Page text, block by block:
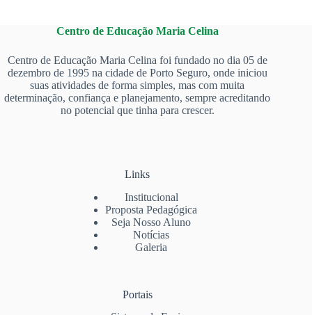
Centro de Educação Maria Celina
Centro de Educação Maria Celina foi fundado no dia 05 de
dezembro de 1995 na cidade de Porto Seguro, onde iniciou
suas atividades de forma simples, mas com muita
determinação, confiança e planejamento, sempre acreditando
no potencial que tinha para crescer.
Links
Institucional
Proposta Pedagógica
Seja Nosso Aluno
Notícias
Galeria
Portais